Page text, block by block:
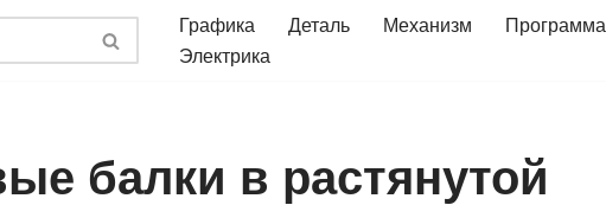
Графика Деталь Механизм Программа
Электрика
балки в растянутой